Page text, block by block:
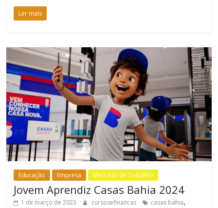
Ler mais
Educação Empresa Mercado de Trabalho
Jovem Aprendiz Casas Bahia 2024
1 de março de 2023 cursosefinancas casas bahia,